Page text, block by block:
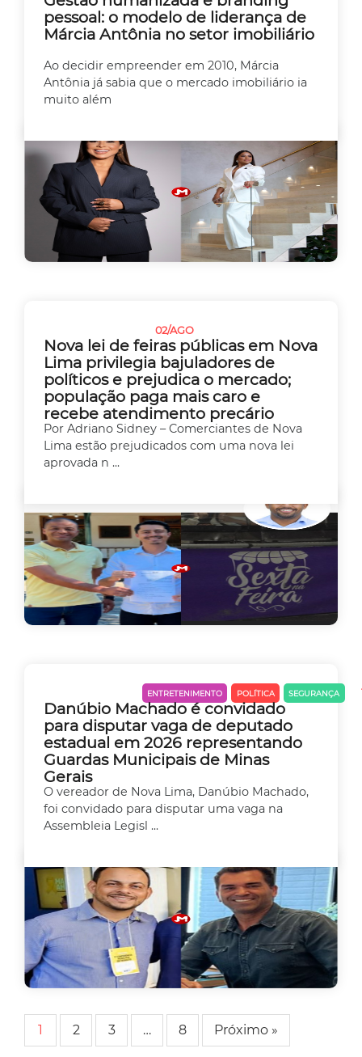
pessoal: o modelo de liderança de
Márcia Antônia no setor imobiliário
Ao decidir empreender em 2010, Márcia
Antônia já sabia que o mercado imobiliário ia
muito além
02/AGO
Nova lei de feiras públicas em Nova
Lima privilegia bajuladores de
políticos e prejudica o mercado;
população paga mais caro e
recebe atendimento precário
Por Adriano Sidney – Comerciantes de Nova
Lima estão prejudicados com uma nova lei
aprovada n ...
ENTRETENIMENTO POLÍTICA SEGURANÇA
Danúbio Machado é convidado
para disputar vaga de deputado
estadual em 2026 representando
Guardas Municipais de Minas
Gerais
O vereador de Nova Lima, Danúbio Machado,
foi convidado para disputar uma vaga na
Assembleia Legisl ...
1 2 3 … 8 Próximo »